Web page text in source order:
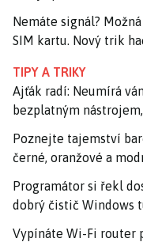
Nemáte signál?
SIM kartu. Nový trik
TIPY A TRIKY
Ajťák radí: Neumírá
bezplatným
Poznejte tajemství
černé, oranžové a
Programátor si řekl
dobrý čistič Windows
Vypínáte Wi-Fi router